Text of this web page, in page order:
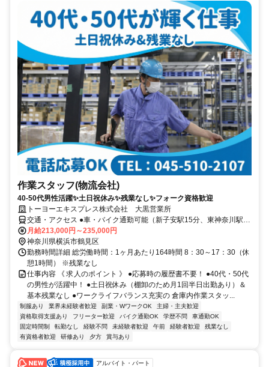
作業スタッフ(物流会社)
40-50代男性活躍✨土日祝休み✨残業なし✨フォーク資格歓迎
トーヨーエキスプレス株式会社 大黒営業所
交通・アクセス ●車・バイク通勤可能（新子安駅15分、東神奈川駅・
鶴見駅20分） ●バス通勤も可能（「流通センター」下車すぐ 横浜駅
東口バスターミナル 14番乗り場発 （市営バス109系統） 鶴見駅前
（JR東口、京急西口） 6番乗り場発 （市営バス17系統））
月給213,000円～235,000円
神奈川県横浜市鶴見区
勤務時間詳細 総労働時間：1ヶ月あたり164時間 8：30～17：30（休
憩1時間） ※残業なし
仕事内容 《 求人のポイント 》 ●応募時の履歴書不要！ ●40代・50代
の男性が活躍中！ ●土日祝休み（棚卸のため月1回半日出勤あり）＆
基本残業なし ●ワークライフバランス充実の 倉庫内作業スタッ...
制服あり 業界未経験者歓迎 副業・WワークOK
主婦・主夫歓迎
資格取得支援あり
フリーター歓迎 バイク通勤OK 学歴不問
車通勤OK
固定時間制
転勤なし 経験不問 未経験者歓迎 午前 経験者歓迎
残業なし
有資格者歓迎
研修あり 夕方 賞与あり
アルバイト・パート